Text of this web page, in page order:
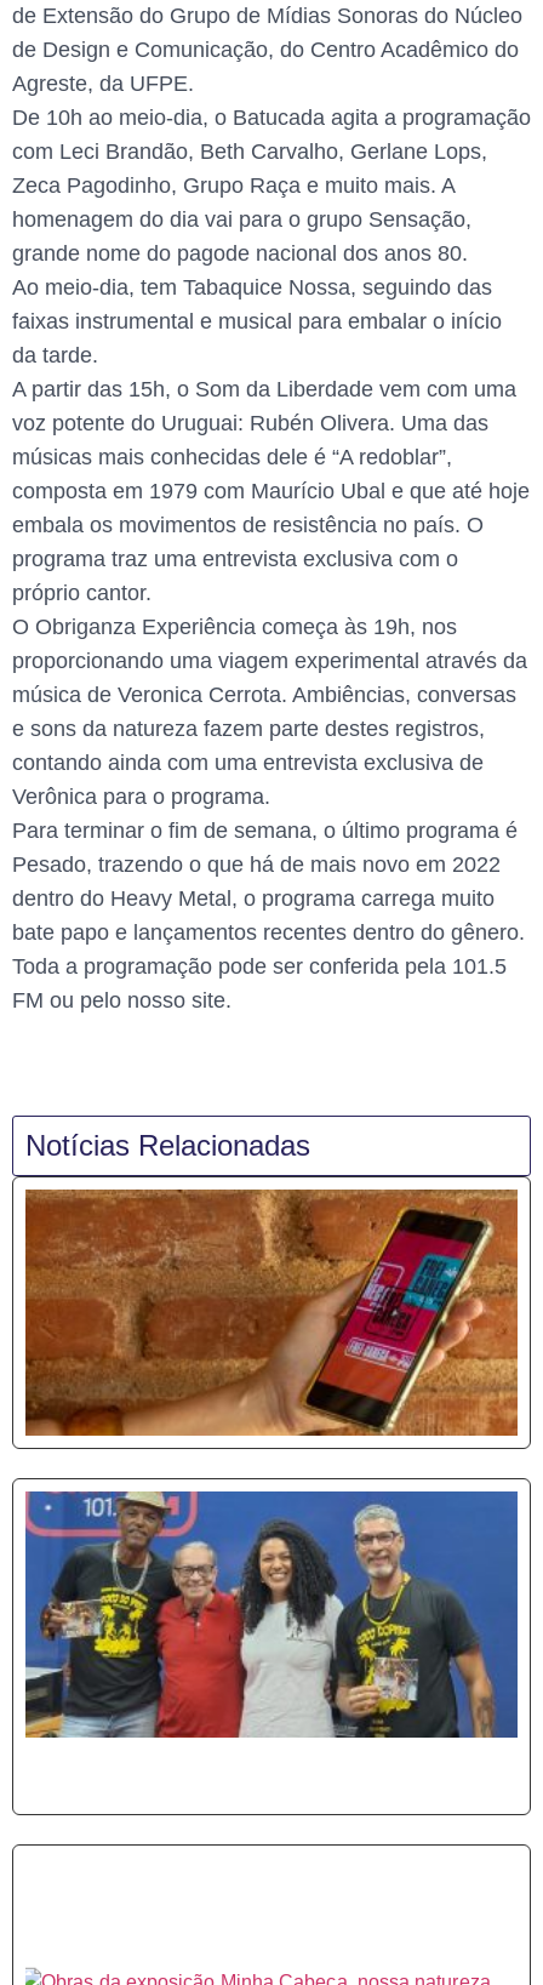
de Extensão do Grupo de Mídias Sonoras do Núcleo
de Design e Comunicação, do Centro Acadêmico do
Agreste, da UFPE.
De 10h ao meio-dia, o Batucada agita a programação
com Leci Brandão, Beth Carvalho, Gerlane Lops,
Zeca Pagodinho, Grupo Raça e muito mais. A
homenagem do dia vai para o grupo Sensação,
grande nome do pagode nacional dos anos 80.
Ao meio-dia, tem Tabaquice Nossa, seguindo das
faixas instrumental e musical para embalar o início
da tarde.
A partir das 15h, o Som da Liberdade vem com uma
voz potente do Uruguai: Rubén Olivera. Uma das
músicas mais conhecidas dele é “A redoblar”,
composta em 1979 com Maurício Ubal e que até hoje
embala os movimentos de resistência no país. O
programa traz uma entrevista exclusiva com o
próprio cantor.
O Obriganza Experiência começa às 19h, nos
proporcionando uma viagem experimental através da
música de Veronica Cerrota. Ambiências, conversas
e sons da natureza fazem parte destes registros,
contando ainda com uma entrevista exclusiva de
Verônica para o programa.
Para terminar o fim de semana, o último programa é
Pesado, trazendo o que há de mais novo em 2022
dentro do Heavy Metal, o programa carrega muito
bate papo e lançamentos recentes dentro do gênero.
Toda a programação pode ser conferida pela 101.5
FM ou pelo nosso site.
Notícias Relacionadas